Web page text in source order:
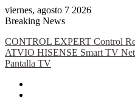
viernes, agosto 7 2026
Breaking News
CONTROL EXPERT Control
ATVIO HISENSE Smart TV
Pantalla TV